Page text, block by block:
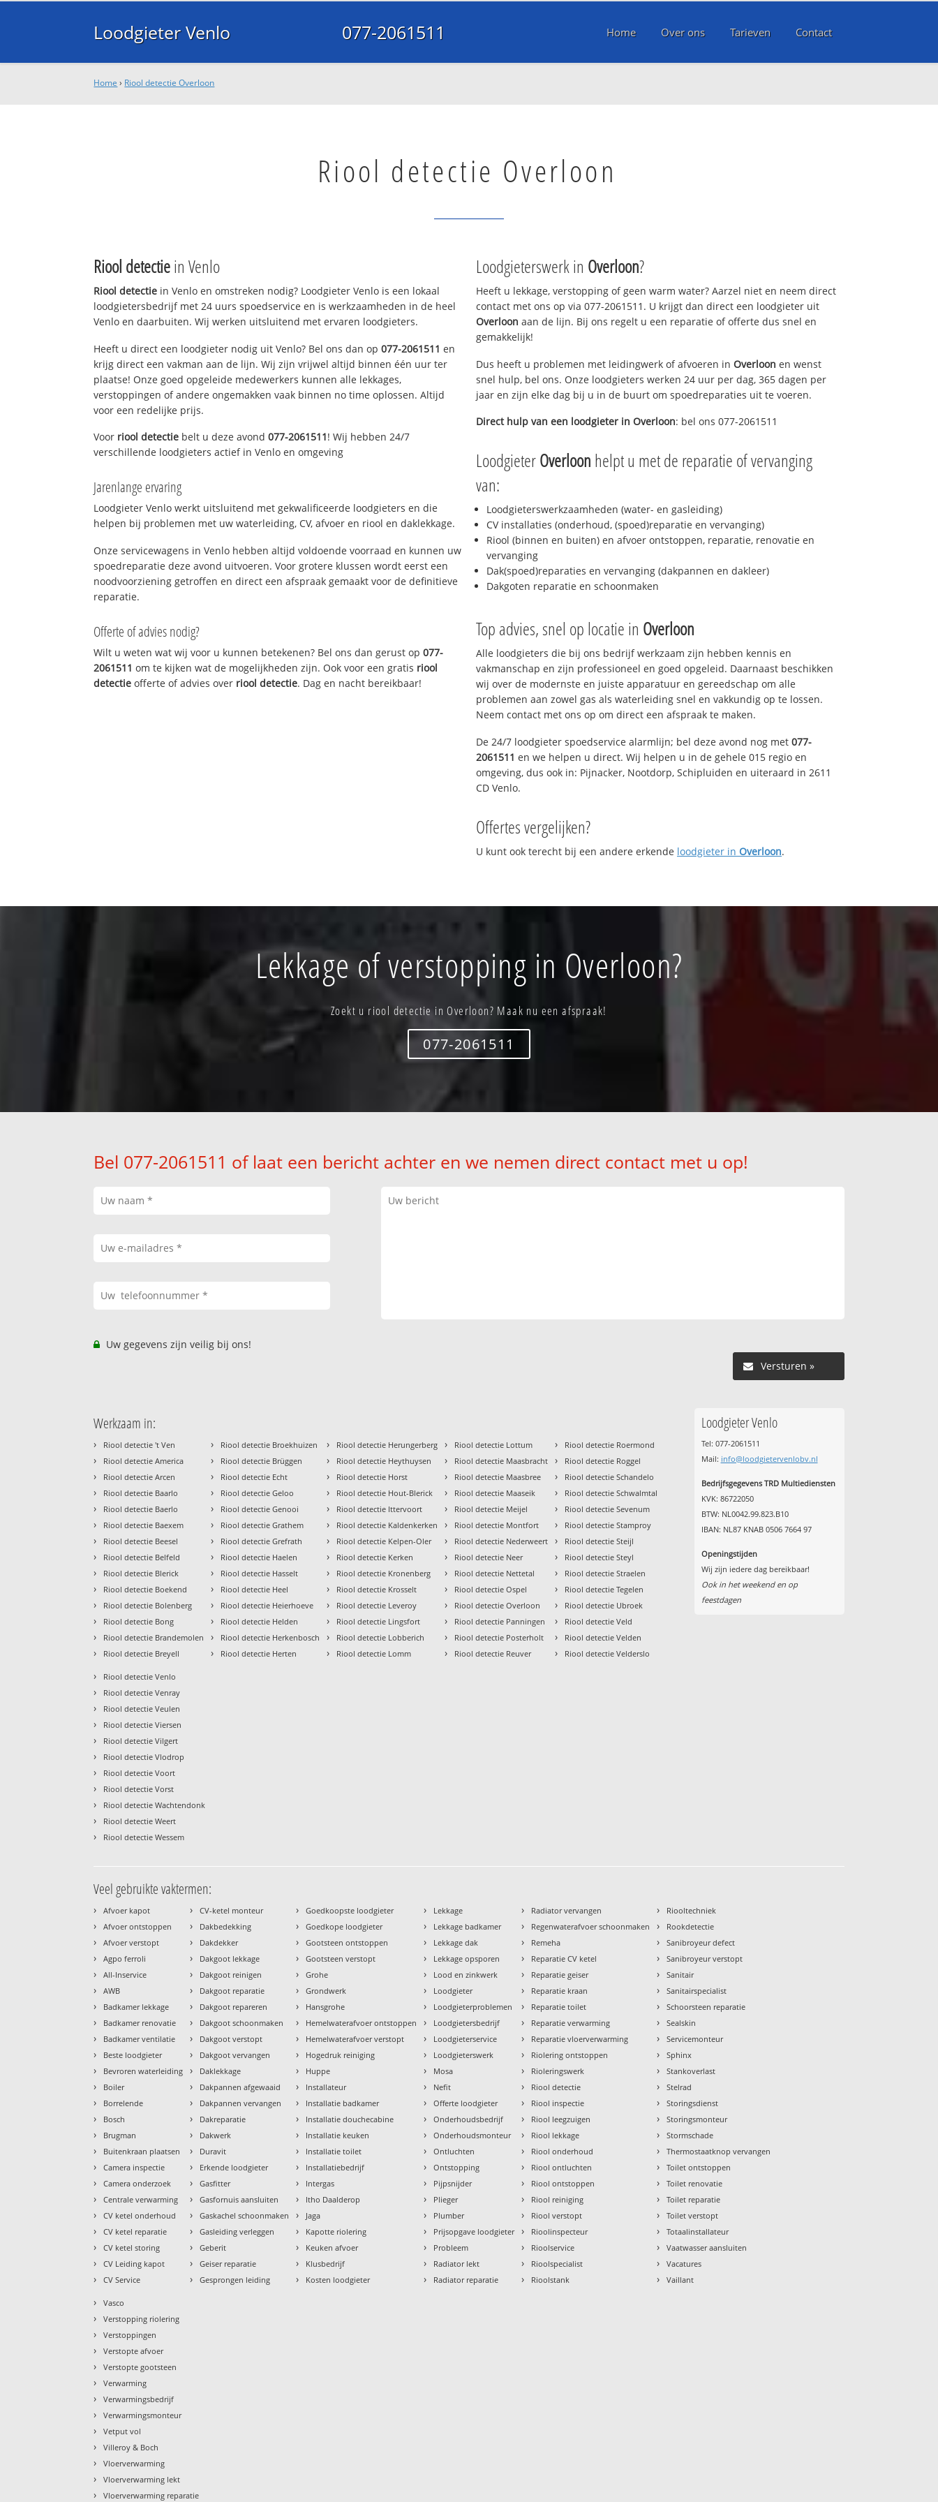
Loodgieter Venlo 077-2061511 Home Over ons Tarieven Contact
Home › Riool detectie Overloon
Riool detectie Overloon
Riool detectiein Venlo
Riool detectie in Venlo en omstreken nodig? Loodgieter Venlo is een lokaal
loodgietersbedrijf met 24 uurs spoedservice en is werkzaamheden in de heel
Venlo en daarbuiten. Wij werken uitsluitend met ervaren loodgieters.
Heeft u direct een loodgieter nodig uit Venlo? Bel ons dan op077-2061511 en
krijg direct een vakman aan de lijn. Wij zijn vrijwel altijd binnen één uur ter
plaatse! Onze goed opgeleide medewerkers kunnen alle lekkages,
verstoppingen of andere ongemakken vaak binnen no time oplossen. Altijd
voor een redelijke prijs.
Voor riool detectie belt u deze avond077-2061511! Wij hebben 24/7
verschillende loodgieters actief in Venlo en omgeving
Jarenlange ervaring
Loodgieter Venlo werkt uitsluitend met gekwalificeerde loodgieters en die
helpen bij problemen met uw waterleiding, CV, afvoer en riool en daklekkage.
Onze servicewagens in Venlo hebben altijd voldoende voorraad en kunnen uw
spoedreparatie deze avond uitvoeren. Voor grotere klussen wordt eerst een
noodvoorziening getroffen en direct een afspraak gemaakt voor de definitieve
reparatie.
Offerte of advies nodig?
Wilt u weten wat wij voor u kunnen betekenen? Bel ons dan gerust op077-
2061511 om te kijken wat de mogelijkheden zijn. Ook voor een gratis riool
detectie offerte of advies over riool detectie. Dag en nacht bereikbaar!
Loodgieterswerk in Overloon?
Heeft u lekkage, verstopping of geen warm water? Aarzel niet en neem direct
contact met ons op via 077-2061511. U krijgt dan direct een loodgieter uit
Overloon aan de lijn. Bij ons regelt u een reparatie of offerte dus snel en
gemakkelijk!
Dus heeft u problemen met leidingwerk of afvoeren in Overloon en wenst
snel hulp, bel ons. Onze loodgieters werken 24 uur per dag, 365 dagen per
jaar en zijn elke dag bij u in de buurt om spoedreparaties uit te voeren.
Direct hulp van een loodgieter in Overloon: bel ons 077-2061511
LoodgieterOverloon helpt u met de reparatie of vervanging
van:
Loodgieterswerkzaamheden (water- en gasleiding)
CV installaties (onderhoud, (spoed)reparatie en vervanging)
Riool (binnen en buiten) en afvoer ontstoppen, reparatie, renovatie en
vervanging
Dak(spoed)reparaties en vervanging (dakpannen en dakleer)
Dakgoten reparatie en schoonmaken
Top advies, snel op locatie in Overloon
Alle loodgieters die bij ons bedrijf werkzaam zijn hebben kennis en
vakmanschap en zijn professioneel en goed opgeleid. Daarnaast beschikken
wij over de modernste en juiste apparatuur en gereedschap om alle
problemen aan zowel gas als waterleiding snel en vakkundig op te lossen.
Neem contact met ons op om direct een afspraak te maken.
De 24/7 loodgieter spoedservice alarmlijn; bel deze avond nog met 077-
2061511 en we helpen u direct. Wij helpen u in de gehele 015 regio en
omgeving, dus ook in: Pijnacker, Nootdorp, Schipluiden en uiteraard in 2611
CD Venlo.
Offertes vergelijken?
U kunt ook terecht bij een andere erkende loodgieter in Overloon.
Lekkage of verstopping in Overloon?
Zoekt u riool detectie in Overloon? Maak nu een afspraak!
077-2061511
Bel 077-2061511 of laat een bericht achter en we nemen direct contact met u op!
Uw gegevens zijn veilig bij ons!
Versturen »
Werkzaam in:
› Riool detectie 't Ven
› Riool detectie America
› Riool detectie Arcen
› Riool detectie Baarlo
› Riool detectie Baerlo
› Riool detectie Baexem
› Riool detectie Beesel
› Riool detectie Belfeld
› Riool detectie Blerick
› Riool detectie Boekend
› Riool detectie Bolenberg
› Riool detectie Bong
› Riool detectie Brandemolen
› Riool detectie Breyell
› Riool detectie Broekhuizen
› Riool detectie Brüggen
› Riool detectie Echt
› Riool detectie Geloo
› Riool detectie Genooi
› Riool detectie Grathem
› Riool detectie Grefrath
› Riool detectie Haelen
› Riool detectie Hasselt
› Riool detectie Heel
› Riool detectie Heierhoeve
› Riool detectie Helden
› Riool detectie Herkenbosch
› Riool detectie Herten
› Riool detectie Herungerberg
› Riool detectie Heythuysen
› Riool detectie Horst
› Riool detectie Hout-Blerick
› Riool detectie Ittervoort
› Riool detectie Kaldenkerken
› Riool detectie Kelpen-Oler
› Riool detectie Kerken
› Riool detectie Kronenberg
› Riool detectie Krosselt
› Riool detectie Leveroy
› Riool detectie Lingsfort
› Riool detectie Lobberich
› Riool detectie Lomm
› Riool detectie Lottum
› Riool detectie Maasbracht
› Riool detectie Maasbree
› Riool detectie Maaseik
› Riool detectie Meijel
› Riool detectie Montfort
› Riool detectie Nederweert
› Riool detectie Neer
› Riool detectie Nettetal
› Riool detectie Ospel
› Riool detectie Overloon
› Riool detectie Panningen
› Riool detectie Posterholt
› Riool detectie Reuver
› Riool detectie Roermond
› Riool detectie Roggel
› Riool detectie Schandelo
› Riool detectie Schwalmtal
› Riool detectie Sevenum
› Riool detectie Stamproy
› Riool detectie Steijl
› Riool detectie Steyl
› Riool detectie Straelen
› Riool detectie Tegelen
› Riool detectie Ubroek
› Riool detectie Veld
› Riool detectie Velden
› Riool detectie Velderslo
› Riool detectie Venlo
› Riool detectie Venray
› Riool detectie Veulen
› Riool detectie Viersen
› Riool detectie Vilgert
› Riool detectie Vlodrop
› Riool detectie Voort
› Riool detectie Vorst
› Riool detectie Wachtendonk
› Riool detectie Weert
› Riool detectie Wessem
Loodgieter Venlo
Tel: 077-2061511
Mail: info@loodgietervenlobv.nl
Bedrijfsgegevens TRD Multiediensten
KVK: 86722050
BTW: NL0042.99.823.B10
IBAN: NL87 KNAB 0506 7664 97
Openingstijden
Wij zijn iedere dag bereikbaar!
Ook in het weekend en op
feestdagen
Veel gebruikte vaktermen:
› Afvoer kapot
› Afvoer ontstoppen
› Afvoer verstopt
› Agpo ferroli
› All-Inservice
› AWB
› Badkamer lekkage
› Badkamer renovatie
› Badkamer ventilatie
› Beste loodgieter
› Bevroren waterleiding
› Boiler
› Borrelende
› Bosch
› Brugman
› Buitenkraan plaatsen
› Camera inspectie
› Camera onderzoek
› Centrale verwarming
› CV ketel onderhoud
› CV ketel reparatie
› CV ketel storing
› CV Leiding kapot
› CV Service
› CV-ketel monteur
› Dakbedekking
› Dakdekker
› Dakgoot lekkage
› Dakgoot reinigen
› Dakgoot reparatie
› Dakgoot repareren
› Dakgoot schoonmaken
› Dakgoot verstopt
› Dakgoot vervangen
› Daklekkage
› Dakpannen afgewaaid
› Dakpannen vervangen
› Dakreparatie
› Dakwerk
› Duravit
› Erkende loodgieter
› Gasfitter
› Gasfornuis aansluiten
› Gaskachel schoonmaken
› Gasleiding verleggen
› Geberit
› Geiser reparatie
› Gesprongen leiding
› Goedkoopste loodgieter
› Goedkope loodgieter
› Gootsteen ontstoppen
› Gootsteen verstopt
› Grohe
› Grondwerk
› Hansgrohe
› Hemelwaterafvoer ontstoppen
› Hemelwaterafvoer verstopt
› Hogedruk reiniging
› Huppe
› Installateur
› Installatie badkamer
› Installatie douchecabine
› Installatie keuken
› Installatie toilet
› Installatiebedrijf
› Intergas
› Itho Daalderop
› Jaga
› Kapotte riolering
› Keuken afvoer
› Klusbedrijf
› Kosten loodgieter
› Lekkage
› Lekkage badkamer
› Lekkage dak
› Lekkage opsporen
› Lood en zinkwerk
› Loodgieter
› Loodgieterproblemen
› Loodgietersbedrijf
› Loodgieterservice
› Loodgieterswerk
› Mosa
› Nefit
› Offerte loodgieter
› Onderhoudsbedrijf
› Onderhoudsmonteur
› Ontluchten
› Ontstopping
› Pijpsnijder
› Plieger
› Plumber
› Prijsopgave loodgieter
› Probleem
› Radiator lekt
› Radiator reparatie
› Radiator vervangen
› Regenwaterafvoer schoonmaken
› Remeha
› Reparatie CV ketel
› Reparatie geiser
› Reparatie kraan
› Reparatie toilet
› Reparatie verwarming
› Reparatie vloerverwarming
› Riolering ontstoppen
› Rioleringswerk
› Riool detectie
› Riool inspectie
› Riool leegzuigen
› Riool lekkage
› Riool onderhoud
› Riool ontluchten
› Riool ontstoppen
› Riool reiniging
› Riool verstopt
› Rioolinspecteur
› Rioolservice
› Rioolspecialist
› Rioolstank
› Riooltechniek
› Rookdetectie
› Sanibroyeur defect
› Sanibroyeur verstopt
› Sanitair
› Sanitairspecialist
› Schoorsteen reparatie
› Sealskin
› Servicemonteur
› Sphinx
› Stankoverlast
› Stelrad
› Storingsdienst
› Storingsmonteur
› Stormschade
› Thermostaatknop vervangen
› Toilet ontstoppen
› Toilet renovatie
› Toilet reparatie
› Toilet verstopt
› Totaalinstallateur
› Vaatwasser aansluiten
› Vacatures
› Vaillant
› Vasco
› Verstopping riolering
› Verstoppingen
› Verstopte afvoer
› Verstopte gootsteen
› Verwarming
› Verwarmingsbedrijf
› Verwarmingsmonteur
› Vetput vol
› Villeroy & Boch
› Vloerverwarming
› Vloerverwarming lekt
› Vloerverwarming reparatie